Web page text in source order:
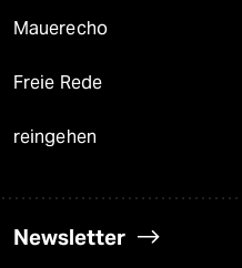
Mauerecho
Freie Rede
reingehen
Newsletter